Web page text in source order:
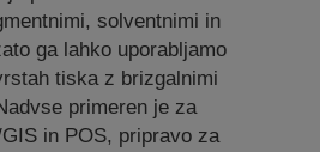
solventnimi in
ga lahko uporabljamo
tiska z brizgalnimi
primeren je za
in POS, pripravo za